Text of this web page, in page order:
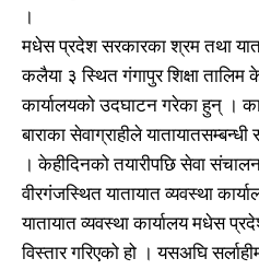
।
मधेस प्रदेश सरकारका श्रम तथा
कलैया ३ स्थित गंगापुर शिक्षा तालिम
कार्यालयको उदघाटन गरेका हुन् ।
बाराका सेवाग्राहीले
। केहीदिनको तयारीपछि सेवा
वीरगंजस्थित यातायात व्यवस्था
यातायात व्यवस्था कार्यालय मधेस
विस्तार गरिएको हो । यसअघि